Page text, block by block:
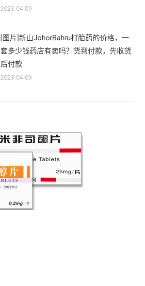
2023-04-09
[图片]新山JohorBahru打胎药的价格，一
套多少钱药店有卖吗？货到付款，先收货
后付款
2023-04-09